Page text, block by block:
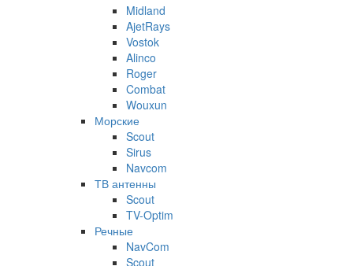
Midland
AjetRays
Vostok
Alinco
Roger
Combat
Wouxun
Морские
Scout
Sirus
Navcom
ТВ антенны
Scout
TV-Optim
Речные
NavCom
Scout